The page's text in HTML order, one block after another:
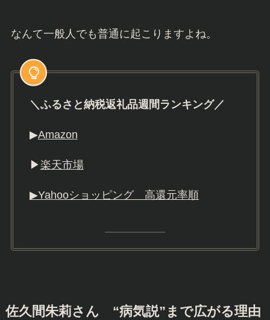
なんて一般人でも普通に起こりますよね。
＼ふるさと納税返礼品週間ランキング／
▶︎Amazon
▶︎楽天市場
▶︎Yahooショッピング 高還元率順
佐久間朱莉さん “病気説”まで広がる理由